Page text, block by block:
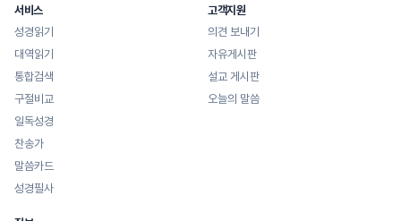
서비스
성경읽기
대역읽기
통합검색
구절비교
일독성경
찬송가
말씀카드
성경필사
고객지원
의견 보내기
자유게시판
설교 게시판
오늘의 말씀